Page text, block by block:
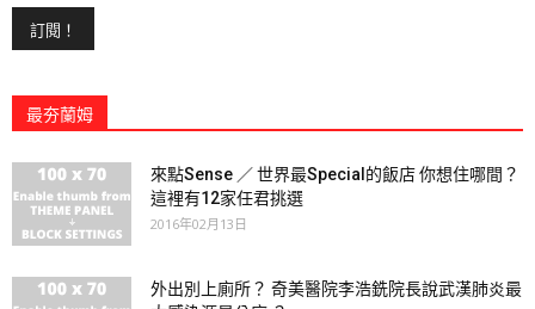
最夯蘭姆
來點Sense ／ 世界最Special的飯店 你想住哪間？
這裡有12家任君挑選
2016年02月13日
外出別上廁所？ 奇美醫院李浩銑院長說武漢肺炎最